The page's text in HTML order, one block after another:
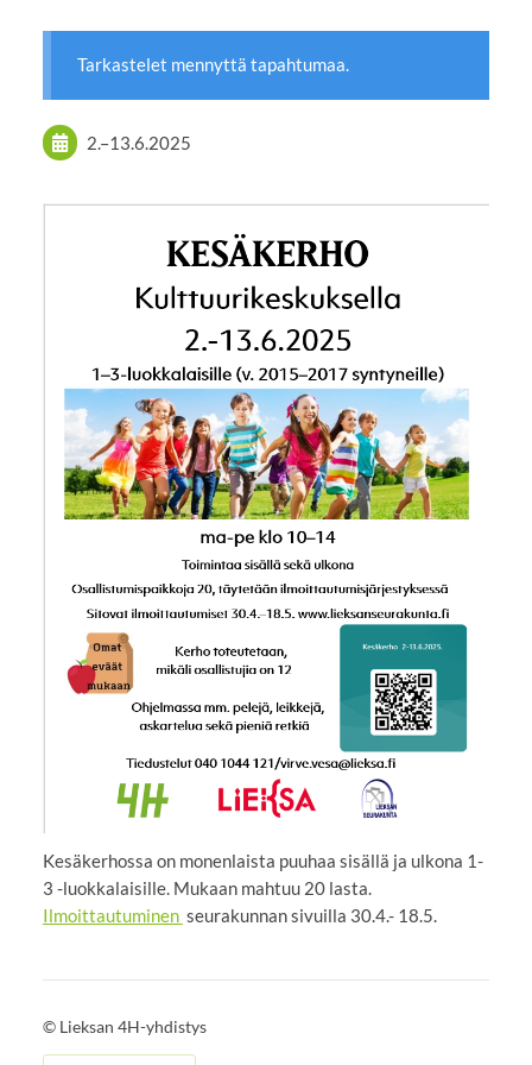
Tarkastelet mennyttä tapahtumaa.
2.–13.6.2025
Kesäkerhossa on monenlaista puuhaa sisällä ja ulkona 1-
3 -luokkalaisille. Mukaan mahtuu 20 lasta.
Ilmoittautuminen seurakunnan sivuilla 30.4.- 18.5.
© Lieksan 4H-yhdistys